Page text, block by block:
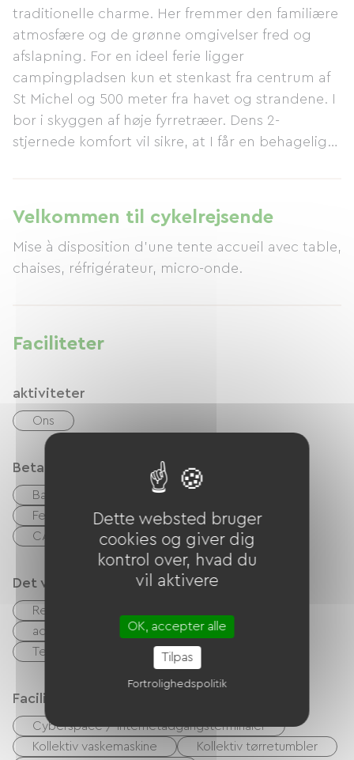
traditionelle charme. Her fremmer den familiære
atmosfære og de grønne omgivelser fred og
afslapning. For en ideel ferie ligger
campingpladsen kun et stenkast fra centrum af
St Michel og 500 meter fra havet og strandene. I
bor i skyggen af ​​høje fyrretræer. Dens 2-
stjernede komfort vil sikre, at I får en behagelig
Velkommen til cykelrejsende
Mise à disposition d'une tente accueil avec table,
chaises, réfrigérateur, micro-onde.
Faciliteter
aktiviteter
Ons
Betalingsmåder
Bank kort kontrol
Feriekuponer (ANCV)
Overførsel
CAF-kuponer
Det vi er gode til
Restaurant
accepterede dyr
Permanent facilitator
Teenager klub
Børneklub
Faciliteter
Cyberspace / internetadgangsterminaler
Kollektiv vaskemaskine
Kollektiv tørretumbler
Dette websted bruger
cookies og giver dig
kontrol over, hvad du
vil aktivere
OK, accepter alle
Tilpas
Fortrolighedspolitik